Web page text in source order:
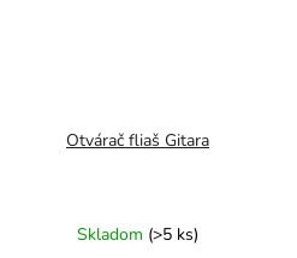
Otvárač fliaš Gitara
Skladom (>5 ks)